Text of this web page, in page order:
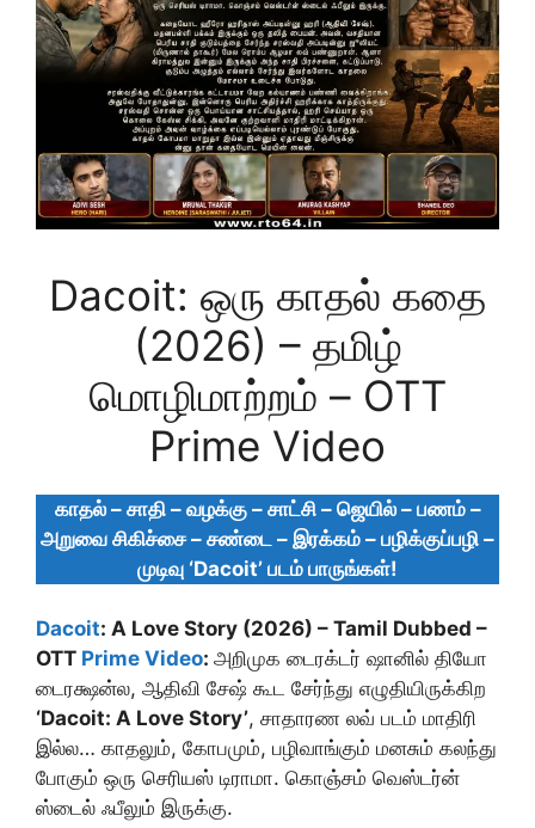
Dacoit: ஒரு காதல் கதை
(2026) – தமிழ்
மொழிமாற்றம் – OTT
Prime Video
காதல் – சாதி – வழக்கு – சாட்சி – ஜெயில் – பணம் –
அறுவை சிகிச்சை – சண்டை – இரக்கம் – பழிக்குப்பழி –
முடிவு ‘Dacoit’ படம் பாருங்கள்!
Dacoit: A Love Story (2026) – Tamil Dubbed –
OTT Prime Video: அறிமுக டைரக்டர் ஷானில் தியோ
டைரக்ஷன்ல, ஆதிவி சேஷ் கூட சேர்ந்து எழுதியிருக்கிற
‘Dacoit: A Love Story’, சாதாரண லவ் படம் மாதிரி
இல்ல… காதலும், கோபமும், பழிவாங்கும் மனசும் கலந்து
போகும் ஒரு செரியஸ் டிராமா. கொஞ்சம் வெஸ்டர்ன்
ஸ்டைல் ஃபீலும் இருக்கு.